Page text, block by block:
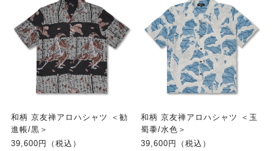
和柄 京友禅アロハシャツ ＜勧
進帳/黒＞
39,600円（税込）
和柄 京友禅アロハシャツ ＜玉
蜀黍/水色＞
39,600円（税込）